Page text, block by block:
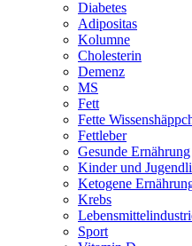
Diabetes
Adipositas
Kolumne
Cholesterin
Demenz
MS
Fett
Fette
Fettleber
Gesunde Ernährung
Kinder und
Ketogene
Krebs
Sport